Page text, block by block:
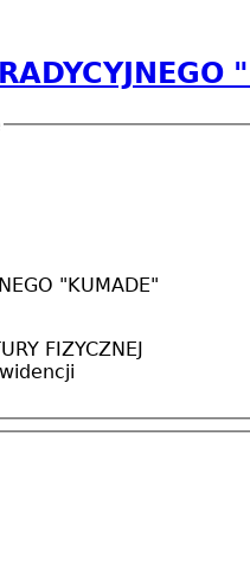
"KUMADE"
FIZYCZNEJ